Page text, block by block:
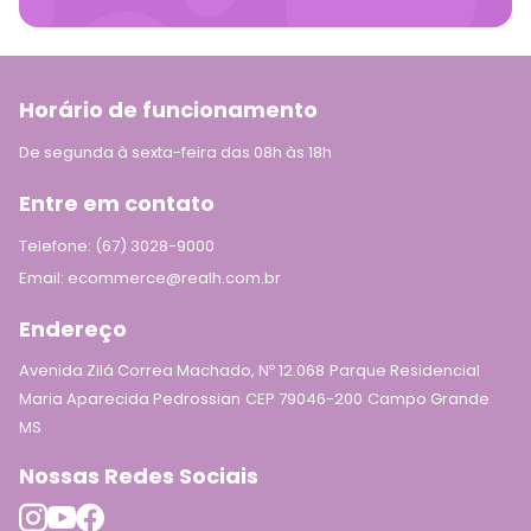
Horário de funcionamento
De segunda à sexta-feira das 08h às 18h
Entre em contato
Telefone: (67) 3028-9000
Email: ecommerce@realh.com.br
Endereço
Avenida Zilá Correa Machado, Nº 12.068 Parque Residencial
Maria Aparecida Pedrossian CEP 79046-200 Campo Grande
MS
Nossas Redes Sociais